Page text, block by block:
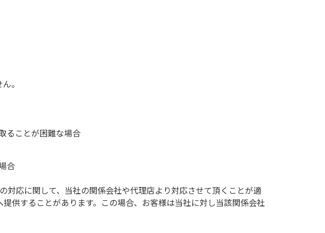
。
ることが困難な場合
合
対応に関して、当社の関係会社や代理店より対応させて頂くことが適
供することがあります。この場合、お客様は当社に対し当該関係会社